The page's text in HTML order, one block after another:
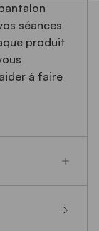
séances
produit
à faire